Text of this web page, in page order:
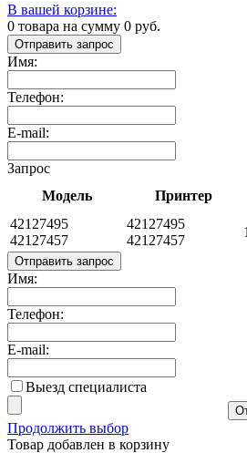
В вашей корзине:
0 товара на сумму 0 руб.
Отправить запрос
Имя:
Телефон:
E-mail:
Запрос
Модель
Принтер
42127495
42127457
42127495
42127457
Отправить запрос
Имя:
Телефон:
E-mail:
Выезд специалиста
Продолжить выбор
Товар добавлен в корзину